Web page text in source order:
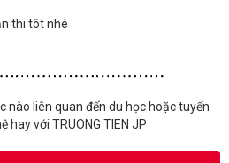
thi tôt nhé
nào liên quan đến du học hoặc tuyển
hay với TRUONG TIEN JP